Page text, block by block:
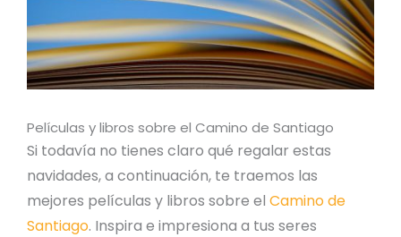
Películas y libros sobre el Camino de Santiago
Si todavía no tienes claro qué regalar estas
navidades, a continuación, te traemos las
mejores películas y libros sobre el Camino de
Santiago. Inspira e impresiona a tus seres